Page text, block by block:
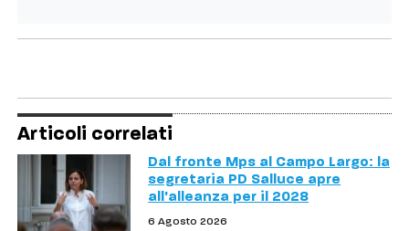
Articoli correlati
Dal fronte Mps al Campo Largo: la
segretaria PD Salluce apre
all'alleanza per il 2028
6 Agosto 2026